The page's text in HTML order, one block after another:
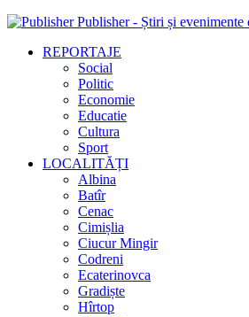
Publisher - Știri și
REPORTAJE
Social
Politic
Economie
Educatie
Cultura
Sport
LOCALITĂȚI
Albina
Batîr
Cenac
Cimișlia
Ciucur Mingir
Codreni
Ecaterinovca
Gradiște
Hîrtop